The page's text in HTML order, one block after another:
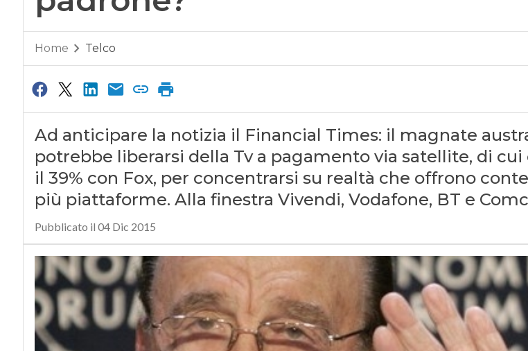
Home Telco
Ad anticipare la notizia il Financial Times: il magnate
potrebbe liberarsi della Tv a pagamento via satellite, di
il 39% con Fox, per concentrarsi su realtà che offrono
più piattaforme. Alla finestra Vivendi, Vodafone, BT e
Pubblicato il 04 Dic 2015